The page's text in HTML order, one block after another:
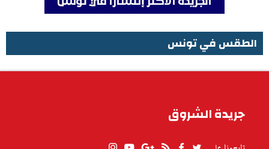
الطقس في تونس
جريدة الشروق